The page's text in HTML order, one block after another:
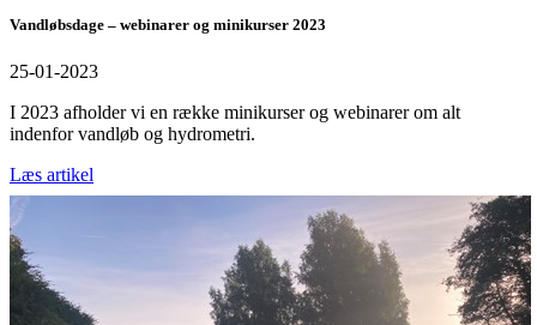
Vandløbsdage – webinarer og minikurser 2023
25-01-2023
I 2023 afholder vi en række minikurser og webinarer om alt
indenfor vandløb og hydrometri.
Læs artikel